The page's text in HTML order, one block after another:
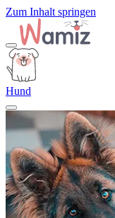
Zum Inhalt springen
Hund